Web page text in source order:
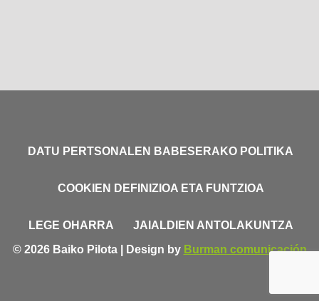
DATU PERTSONALEN BABESERAKO POLITIKA
COOKIEN DEFINIZIOA ETA FUNTZIOA
LEGE OHARRA
JAIALDIEN ANTOLAKUNTZA
© 2026 Baiko Pilota | Design by Burman comunicación